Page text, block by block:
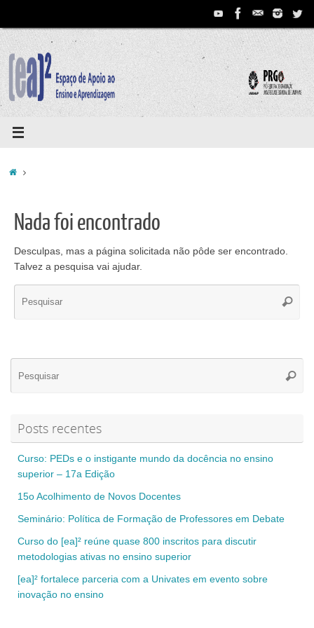
conteúdo
Home
Nada foi encontrado
Desculpas, mas a página solicitada não pôde ser encontrado.
Talvez a pesquisa vai ajudar.
Posts recentes
Curso: PEDs e o instigante mundo da docência no ensino
superior – 17a Edição
15o Acolhimento de Novos Docentes
Seminário: Política de Formação de Professores em Debate
Curso do [ea]² reúne quase 800 inscritos para discutir
metodologias ativas no ensino superior
[ea]² fortalece parceria com a Univates em evento sobre
inovação no ensino